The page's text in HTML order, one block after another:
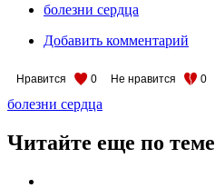
болезни сердца
Добавить комментарий
Нравится 0 Не нравится 0
болезни сердца
Читайте еще по теме